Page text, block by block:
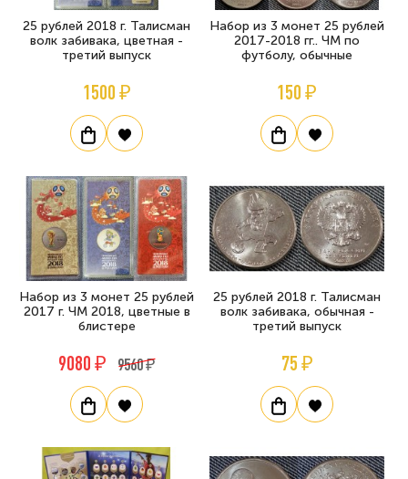
25 рублей 2018 г. Талисман
волк забивака, цветная -
третий выпуск
1500 ₽
Набор из 3 монет 25 рублей
2017-2018 гг.. ЧМ по
футболу, обычные
150 ₽
Набор из 3 монет 25 рублей
2017 г. ЧМ 2018, цветные в
блистере
9080 ₽ 9560 ₽
25 рублей 2018 г. Талисман
волк забивака, обычная -
третий выпуск
75 ₽